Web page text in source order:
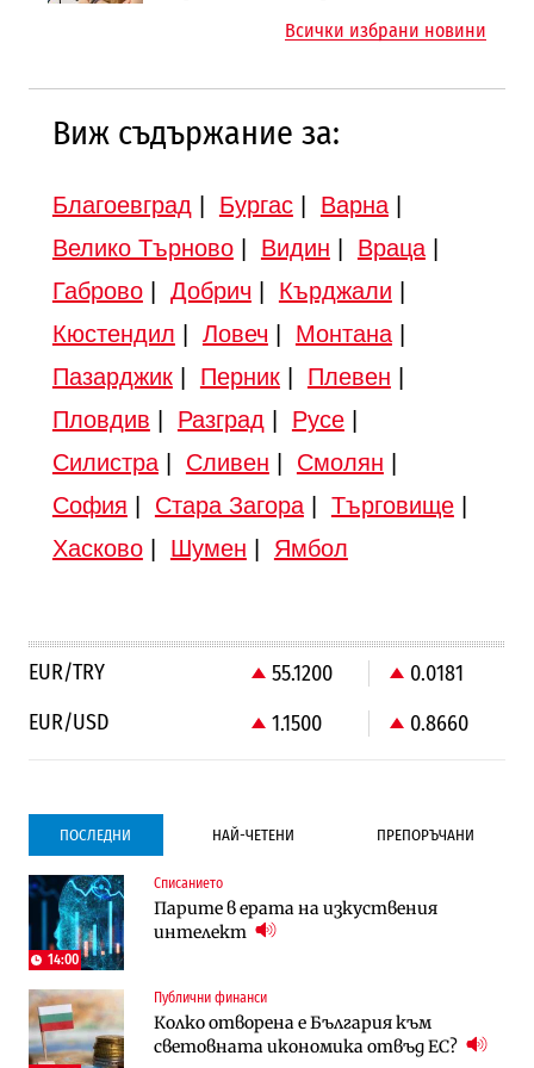
Всички избрани новини
Виж съдържание за:
Благоевград Бургас| Варна|
Велико Търново| Видин Враца|
Габрово| Добрич Кърджали
Кюстендил
Ловеч Монтана|
Пазарджик| Перник| Плевен
Пловдив
Разград Русе|
Силистра| Сливен Смолян
София
Стара Загора| Търговище|
Хасково| Шумен Ямбол
EUR/TRY 55.1200
0.0181
EUR/USD
1.1500 0.8660
ПОСЛЕДНИ НАЙ-ЧЕТЕНИ ПРЕПОРЪЧАНИ
14:00
Списанието
Парите в ерата на изкуствения
интелект
Публични финанси
Колко отворена е България към
световната икономика отвъд ЕС?
Градоустройство
Столична община избра изпълнител за
преместването на трамвайното
Компании
Vivacom предлага над 150 устройства с
90% отстъпка през август
Компании
Vivacom предлага над 150 устройства с
90% отстъпка през август
Градоустройство
Столична община избра изпълнител за
преместването на трамвайното